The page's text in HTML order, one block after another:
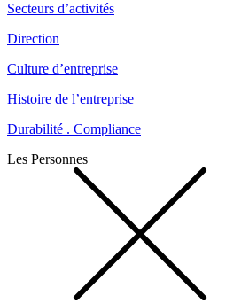
Secteurs d’activités
Direction
Culture d’entreprise
Histoire de l’entreprise
Durabilité . Compliance
Les Personnes